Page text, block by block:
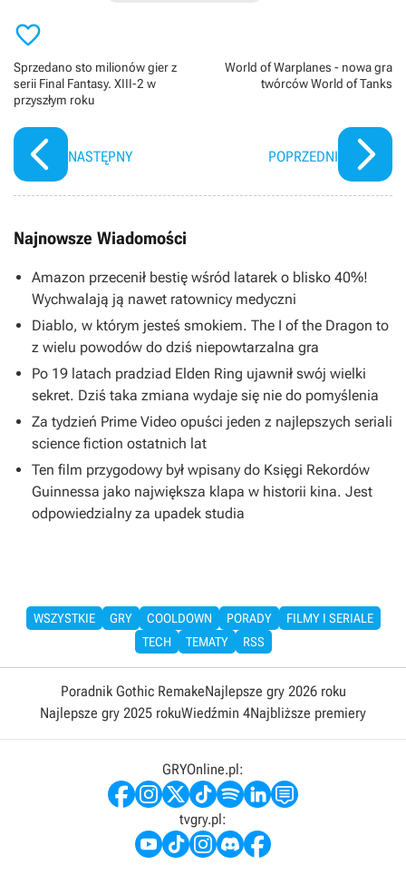

Sprzedano sto milionów gier z
serii Final Fantasy. XIII-2 w
przyszłym roku
NASTĘPNY
World of Warplanes - nowa gra
twórców World of Tanks
POPRZEDNI
Najnowsze Wiadomości
Amazon przecenił bestię wśród latarek o blisko 40%!
Wychwalają ją nawet ratownicy medyczni
Diablo, w którym jesteś smokiem. The I of the Dragon to
z wielu powodów do dziś niepowtarzalna gra
Po 19 latach pradziad Elden Ring ujawnił swój wielki
sekret. Dziś taka zmiana wydaje się nie do pomyślenia
Za tydzień Prime Video opuści jeden z najlepszych seriali
science fiction ostatnich lat
Ten film przygodowy był wpisany do Księgi Rekordów
Guinnessa jako największa klapa w historii kina. Jest
odpowiedzialny za upadek studia
WSZYSTKIE GRY COOLDOWN PORADY
FILMY I SERIALE
TECH
TEMATY RSS
Poradnik Gothic RemakeNajlepsze gry 2026 roku
Najlepsze gry 2025 rokuWiedźmin 4Najbliższe premiery
GRYOnline.pl:
tvgry.pl: